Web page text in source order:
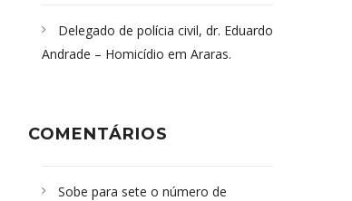
Delegado de polícia civil, dr. Eduardo
Andrade – Homicídio em Araras.
COMENTÁRIOS
Sobe para sete o número de